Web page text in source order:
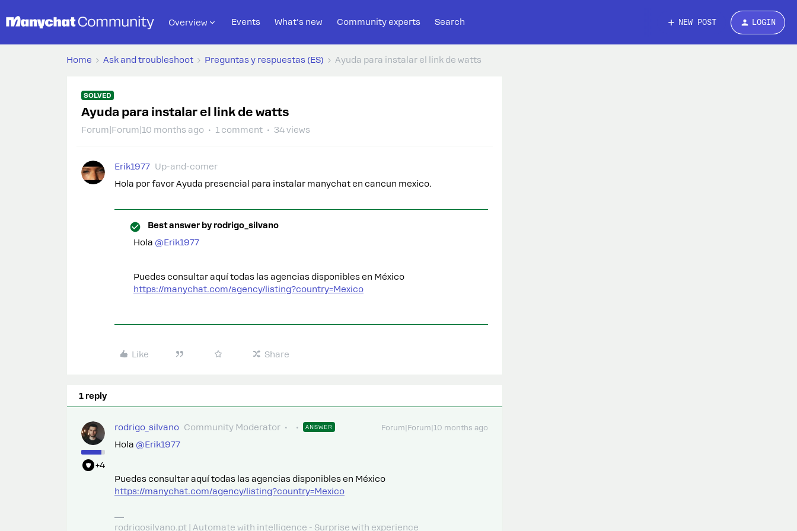
Overview Events What's new Community experts Search NEW POST LOGIN
Home Ask and troubleshoot Preguntas y respuestas (ES) Ayuda para instalar el link de watts
SOLVED
Ayuda para instalar el link de watts
Forum|Forum|10 months ago 1 comment 34 views
Erik1977 Up-and-comer
Hola por favor Ayuda presencial para instalar manychat en cancun mexico.
Best answer by rodrigo_silvano
Hola ​ @Erik1977
Puedes consultar aquí todas las agencias disponibles en México
https://manychat.com/agency/listing?country=Mexico
Like Share
1 reply
+4
rodrigo_silvano Community Moderator ANSWER Forum|Forum|10 months ago
Hola ​ @Erik1977
Puedes consultar aquí todas las agencias disponibles en México
https://manychat.com/agency/listing?country=Mexico
rodrigosilvano.pt | Automate with intelligence - Surprise with experience